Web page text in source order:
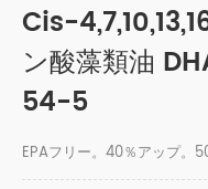
Cis-
ン酸藻類油
54-5
EPAフリー。40％アップ。